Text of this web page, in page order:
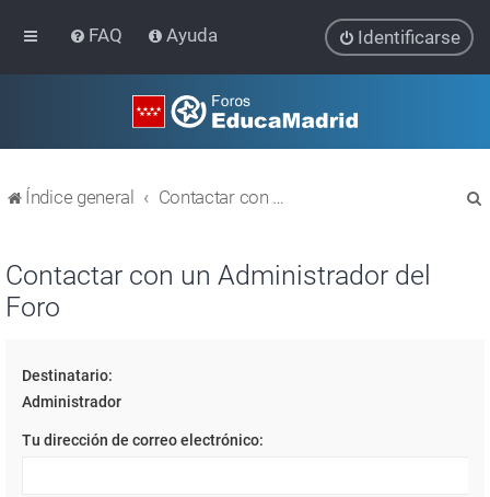
FAQ Ayuda Identificarse
Índice general Contactar con un Administrador del Foro
Contactar con un Administrador del
Foro
Destinatario:
Administrador
Tu dirección de correo electrónico: